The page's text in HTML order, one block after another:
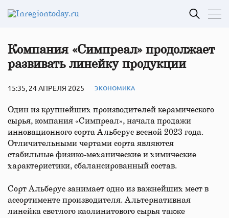
Компания «Симпреал» продолжает
развивать линейку продукции
15:35, 24 АПРЕЛЯ 2025 ЭКОНОМИКА
Один из крупнейших производителей керамического
сырья, компания «Симпреал», начала продажи
инновационного сорта Альберус весной 2023 года.
Отличительными чертами сорта являются
стабильные физико-механические и химические
характеристики, сбалансированный состав.
Сорт Альберус занимает одно из важнейших мест в
ассортименте производителя. Альтернативная
линейка светлого каолинитового сырья также